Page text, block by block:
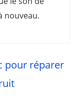
nouveau.
pour réparer